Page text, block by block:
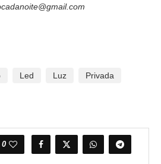
Led Luz Privada
0